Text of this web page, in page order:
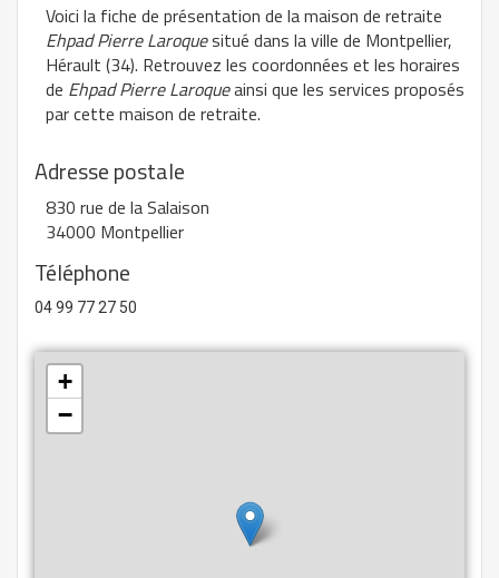
Voici la fiche de présentation de la maison de retraite
Ehpad Pierre Laroquesitué dans la ville de Montpellier,
Hérault (34). Retrouvez les coordonnées et les horaires
de Ehpad Pierre Laroqueainsi que les services proposés
par cette maison de retraite.
Adresse postale
830 rue de la Salaison
34000 Montpellier
Téléphone
04 99 77 27 50
+
−